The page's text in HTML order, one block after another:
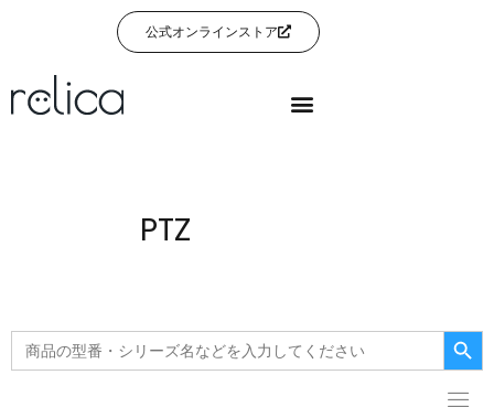
公式オンラインストア
PTZ
Search
for: